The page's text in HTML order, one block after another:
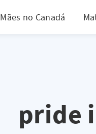
Mães no Canadá
pride